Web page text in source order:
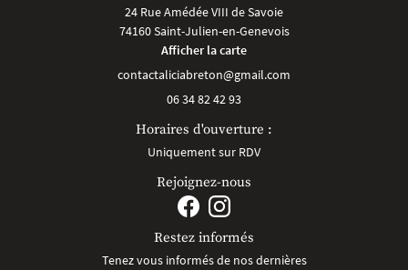
24 Rue Amédée VIII de Savoie
74160 Saint-Julien-en-Genevois
Afficher la carte
06 34 82 42 93
Horaires d'ouverture :
Uniquement sur RDV
Rejoignez-nous
Restez informés
Tenez vous informés de nos dernières